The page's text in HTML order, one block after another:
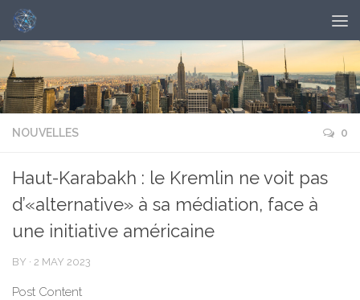
NOUVELLES 0
Haut-Karabakh : le Kremlin ne voit pas
d’«alternative» à sa médiation, face à
une initiative américaine
BY · 2 MAY 2023
Post Content